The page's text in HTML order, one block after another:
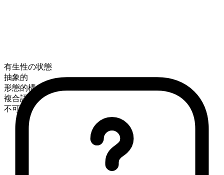
有生性の状態
抽象的
形態的構成
複合語
不可算